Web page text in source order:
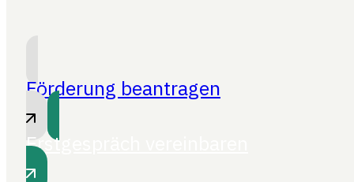
Förderung beantragen
Erstgespräch vereinbaren